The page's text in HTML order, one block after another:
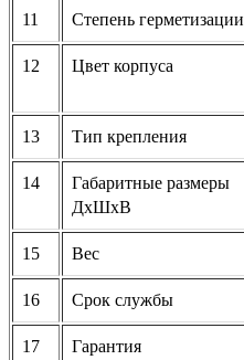
11 Степень герметизации
12 Цвет корпуса
13 Тип крепления
14
Габаритные размеры
ДхШхВ
15 Вес
16 Срок службы
17 Гарантия